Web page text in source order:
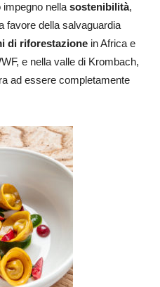
nella sostenibilità,
favore della salvaguardia
di riforestazione in Africa e
e nella valle di Krombach,
ad essere completamente